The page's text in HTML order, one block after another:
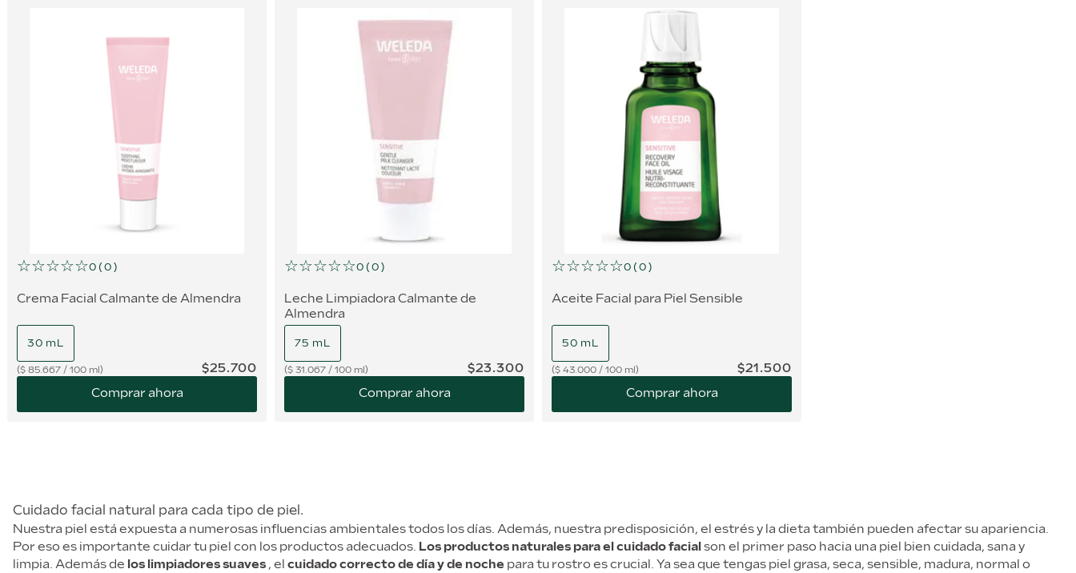
☆☆☆☆☆0 (0)
Crema Facial Calmante de Almendra
30 mL
$ 85.667 / 100 ml $25.700
Comprar ahora
☆☆☆☆☆0 (0)
Leche Limpiadora Calmante de
Almendra
75 mL
$ 31.067 / 100 ml $23.300
Comprar ahora
☆☆☆☆☆0 (0)
Aceite Facial para Piel Sensible
50 mL
$ 43.000 / 100 ml $21.500
Comprar ahora
Cuidado facial natural para cada tipo de piel.
Nuestra piel está expuesta a numerosas influencias ambientales todos los días. Además, nuestra predisposición, el estrés y la dieta también pueden afectar su apariencia.
Por eso es importante cuidar tu piel con los productos adecuados. Los productos naturales para el cuidado facialson el primer paso hacia una piel bien cuidada, sana y
limpia. Además de los limpiadores suaves , el cuidado correcto de día y de noche para tu rostro es crucial. Ya sea que tengas piel grasa, seca, sensible, madura, normal o